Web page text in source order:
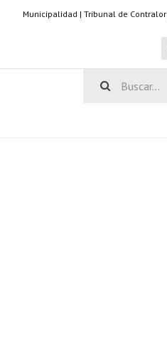
Municipalidad | Tribunal de Contralor